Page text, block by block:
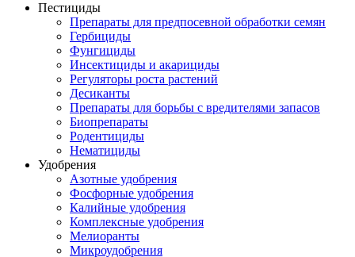
Пестициды
Препараты для предпосевной обработки семян
Гербициды
Фунгициды
Инсектициды и акарициды
Регуляторы роста растений
Десиканты
Препараты для борьбы с вредителями запасов
Биопрепараты
Родентициды
Нематициды
Удобрения
Азотные удобрения
Фосфорные удобрения
Калийные удобрения
Комплексные удобрения
Мелиоранты
Микроудобрения